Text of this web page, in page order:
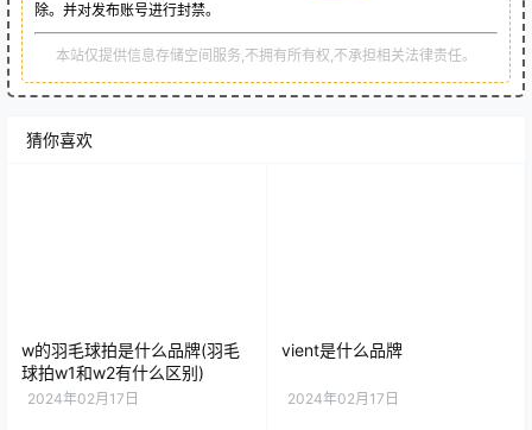
除。并对发布账号进行封禁。
本站仅提供信息存储空间服务,不拥有所有权,不承担相关法律责任。
猜你喜欢
w的羽毛球拍是什么品牌(羽毛
球拍w1和w2有什么区别)
2024年02月17日
vient是什么品牌
2024年02月17日